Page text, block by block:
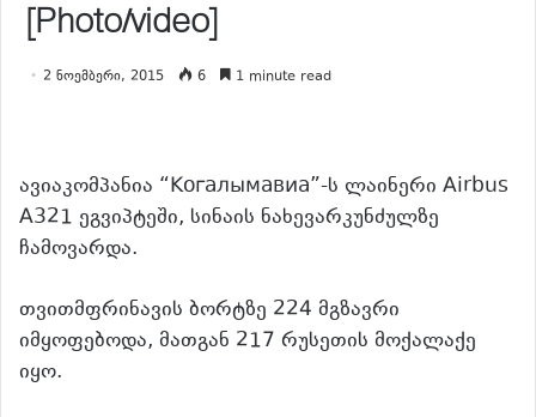
[Photo/video]
2 ნოემბერი, 2015 6 1 minute read
ავიაკომპანია “Когалымавиа”-ს ლაინერი Airbus
А321 ეგვიპტეში, სინაის ნახევარკუნძულზე
ჩამოვარდა.
თვითმფრინავის ბორტზე 224 მგზავრი
იმყოფებოდა, მათგან 217 რუსეთის მოქალაქე
იყო.